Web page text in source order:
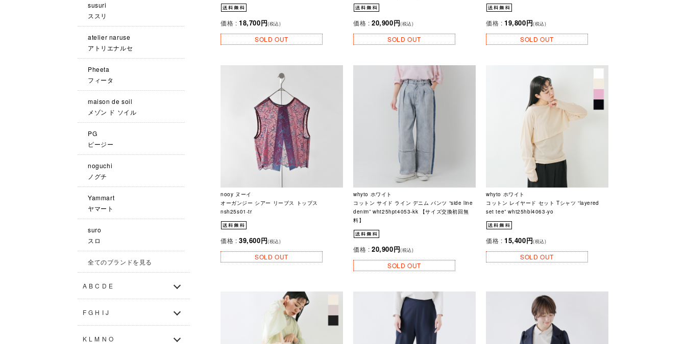
susuri
ススリ
atelier naruse
アトリエナルセ
Pheeta
フィータ
maison de soil
メゾン ド ソイル
PG
ピージー
noguchi
ノグチ
Yammart
ヤマート
suro
スロ
全てのブランドを見る
A B C D E
F G H I J
K L M N O
価格 : 18,700円(税込)
SOLD OUT
価格 : 20,900円(税込)
SOLD OUT
価格 : 19,800円(税込)
SOLD OUT
nooy ヌーイ
オーガンジー シアー リーブス トップス
nsh25s01-tr
価格 : 39,600円(税込)
SOLD OUT
whyto ホワイト
コットン サイド ライン デニム パンツ “side line
denim” wht25hpt4053-kk 【サイズ交換初回無
料】
価格 : 20,900円(税込)
SOLD OUT
whyto ホワイト
コットン レイヤード セット Tシャツ “layered
set tee” wht25hbl4063-yo
価格 : 15,400円(税込)
SOLD OUT